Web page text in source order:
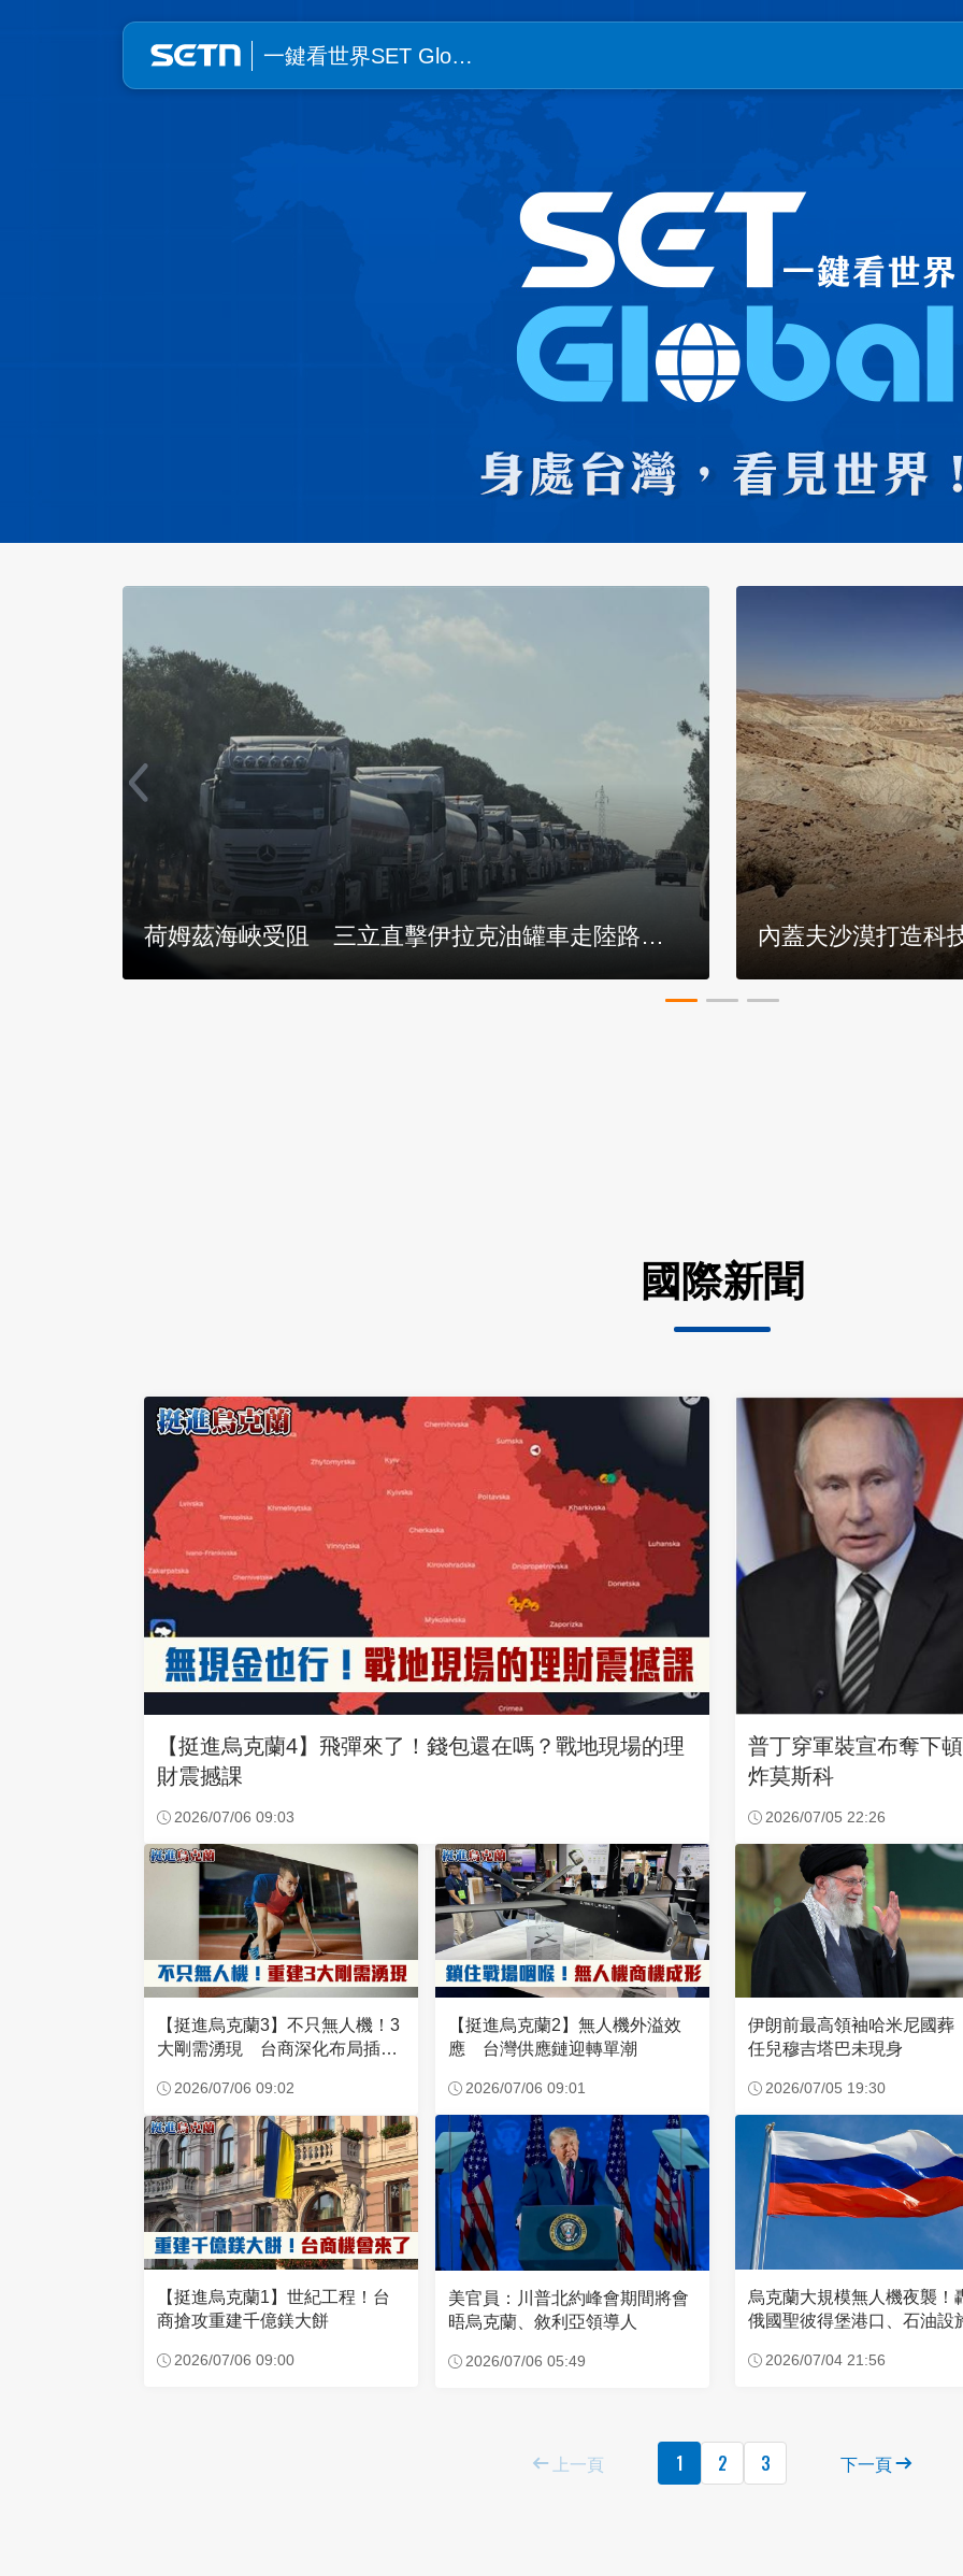
一鍵看世界SET Global | SET三立新聞｜SETN
一鍵看世界SET Glo…
撤離一年半重返家園 以黎邊境小鎮居民：韌性早
在DNA裡
曾遭60火箭彈威脅
國際新聞
【挺進烏克蘭4】飛彈來了！錢包還在嗎？戰地現場的理
財震撼課
2026/07/06 09:03
【挺進烏克蘭3】不只無人機！3
大剛需湧現 台商深化布局插旗
2026/07/06 09:02
【挺進烏克蘭2】無人機外溢效
應 台灣供應鏈迎轉單潮
2026/07/06 09:01
【挺進烏克蘭1】世紀工程！台
商搶攻重建千億鎂大餅
2026/07/06 09:00
美官員：川普北約峰會期間將會
晤烏克蘭、敘利亞領導人
2026/07/06 05:49
普丁穿軍裝宣布奪下
炸莫斯科
2026/07/05 22:26
伊朗前最高領袖哈米尼國
任兒穆吉塔巴未現身
2026/07/05 19:30
烏克蘭大規模無人機夜襲！
俄國聖彼得堡港口、石油設
2026/07/04 21:56
上一頁 1 2 3 下一頁